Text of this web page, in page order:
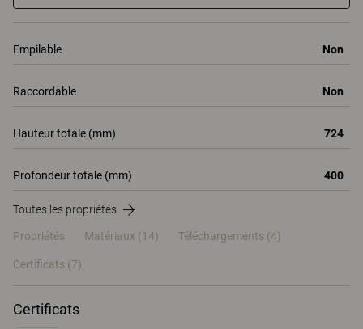
Empilable Non
Raccordable Non
Hauteur totale (mm) 724
Profondeur totale (mm) 400
Toutes les propriétés
Propriétés Matériaux (14) Téléchargements (4)
Certificats (7)
Certificats